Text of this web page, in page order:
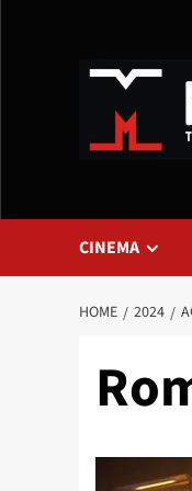
CINEMA
HOME 2024